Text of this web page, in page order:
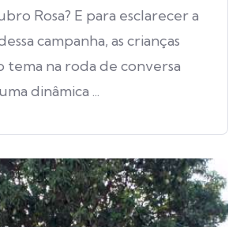
Rosa? E para esclarecer a
campanha, as crianças
tema na roda de conversa
dinâmica ...